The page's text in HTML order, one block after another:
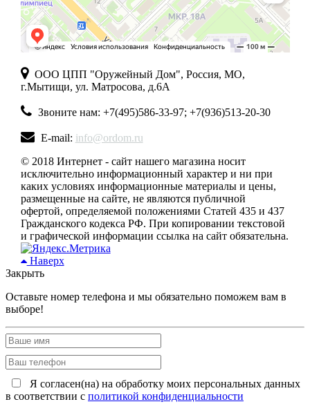
ООО ЦПП "Оружейный Дом", Россия, МО,
г.Мытищи, ул. Матросова, д.6А
Звоните нам: +7(495)586-33-97; +7(936)513-20-30
E-mail: info@ordom.ru
© 2018 Интернет - сайт нашего магазина носит
исключительно информационный характер и ни при
каких условиях информационные материалы и цены,
размещенные на сайте, не являются публичной
офертой, определяемой положениями Статей 435 и 437
Гражданского кодекса РФ. При копировании текстовой
и графической информации ссылка на сайт обязательна.
Наверх
Закрыть
Оставьте номер телефона и мы обязательно поможем вам в
выборе!
Я согласен(на) на обработку моих персональных данных
в соответствии с политикой конфиденциальности